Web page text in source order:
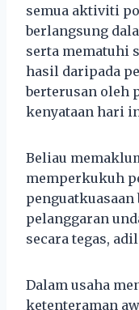
semua aktiviti
berlangsung
serta mematuhi
hasil daripada
berterusan oleh
kenyataan hari
Beliau
memperkukuh
pelanggaran
secara tegas,
Dalam usaha
ketenteraman